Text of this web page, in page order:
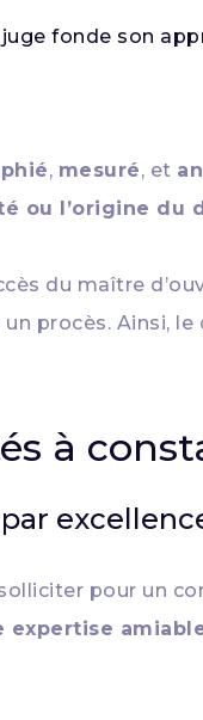
fonde son
, mesuré, et
ou l’origine du
du maître
procès. Ainsi,
à
pour un
expertise